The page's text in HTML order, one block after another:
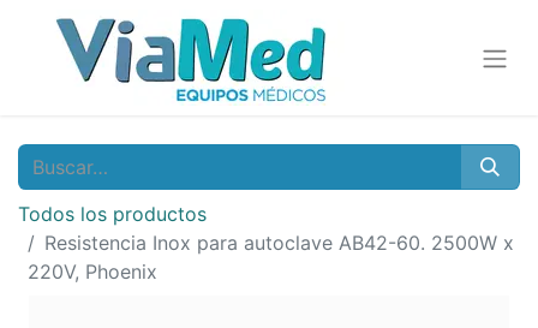
Todos los productos
Resistencia Inox para autoclave AB42-60. 2500W x
220V, Phoenix